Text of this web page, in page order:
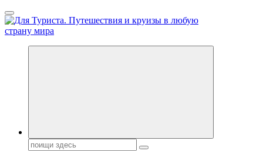
Перейти
к
содержанию
Новости туризма, куда поехать на отдых, где провести отпуск.
Поиск: